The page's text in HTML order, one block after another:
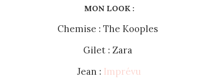
MON LOOK :
Chemise : The Kooples
Gilet : Zara
Jean : Imprévu